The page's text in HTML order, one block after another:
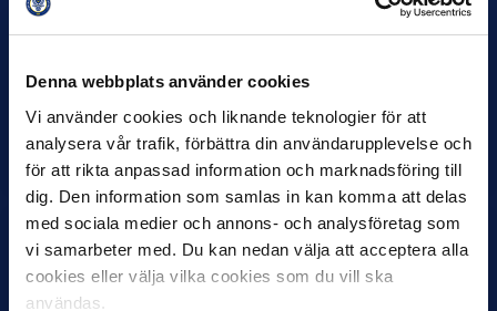
Denna webbplats använder cookies
Vi använder cookies och liknande teknologier för att
analysera vår trafik, förbättra din användarupplevelse och
för att rikta anpassad information och marknadsföring till
dig. Den information som samlas in kan komma att delas
med sociala medier och annons- och analysföretag som
vi samarbeter med. Du kan nedan välja att acceptera alla
cookies eller välja vilka cookies som du vill ska
användas.
Joachim Björklund tar över IFK Göteborg
Under måndagseftermiddagen meddelade IFK Göteborg att
Stefan Billborns uppdrag som huvudtränare i herrlaget har
avslutats.…